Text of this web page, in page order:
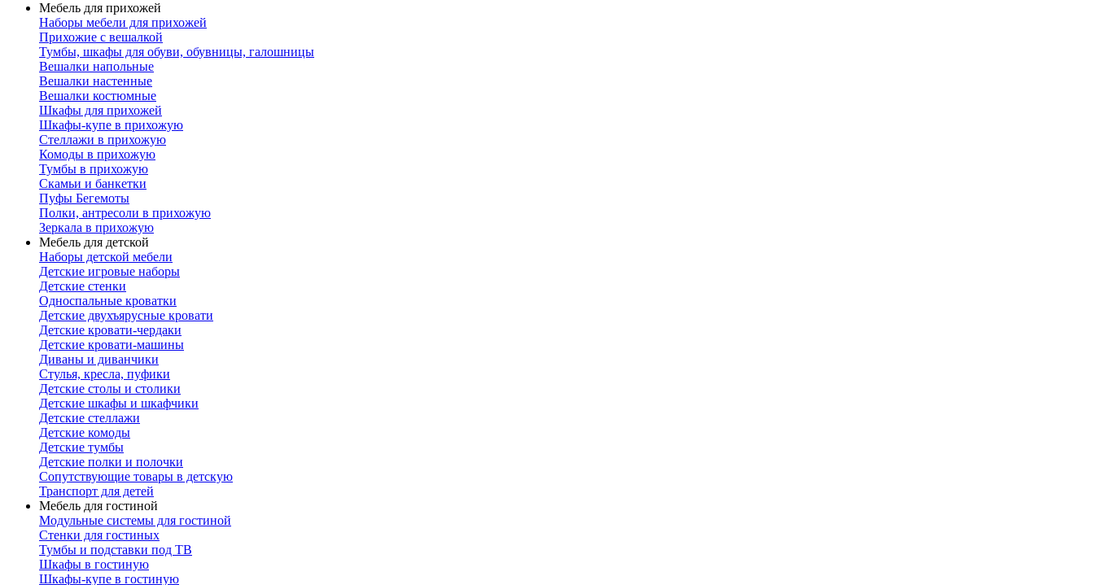
Мебель для прихожей
Наборы мебели для прихожей
Прихожие с вешалкой
Тумбы, шкафы для обуви, обувницы, галошницы
Вешалки напольные
Вешалки настенные
Вешалки костюмные
Шкафы для прихожей
Шкафы-купе в прихожую
Стеллажи в прихожую
Комоды в прихожую
Тумбы в прихожую
Скамьи и банкетки
Пуфы Бегемоты
Полки, антресоли в прихожую
Зеркала в прихожую
Мебель для детской
Наборы детской мебели
Детские игровые наборы
Детские стенки
Односпальные кроватки
Детские двухъярусные кровати
Детские кровати-чердаки
Детские кровати-машины
Диваны и диванчики
Стулья, кресла, пуфики
Детские столы и столики
Детские шкафы и шкафчики
Детские стеллажи
Детские комоды
Детские тумбы
Детские полки и полочки
Сопутствующие товары в детскую
Транспорт для детей
Мебель для гостиной
Модульные системы для гостиной
Стенки для гостиных
Тумбы и подставки под ТВ
Шкафы в гостиную
Шкафы-купе в гостиную